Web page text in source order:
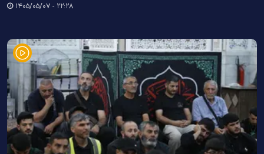
۲۲:۲۸ - ۱۴۰۵/۰۵/۰۷